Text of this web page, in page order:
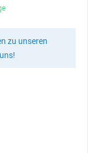
zu unseren